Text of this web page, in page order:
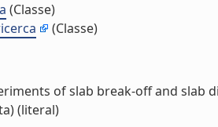
(Classe)
(Classe)
of slab break-off and slab
(literal)